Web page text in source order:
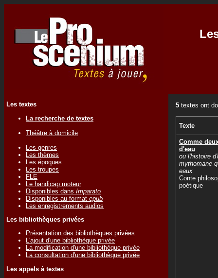
Les textes
La recherche de textes
Théâtre à domicile
Les genres
Les thèmes
Les époques
Les troupes
FLE
Le handicap moteur
Disponibles dans Imparato
Disponibles au format epub
Les enregistrements audios
Les bibliothèques privées
Présentation des bibliothèques privées
L'ajout d'une bibliothèque privée
La modification d'une bibliothèque privée
La consultation d'une bibliothèque privée
Les appels à textes
5 textes ont
Texte
Comme
d'eau
ou l'histoire
mythomane
eaux
Conte
poétique